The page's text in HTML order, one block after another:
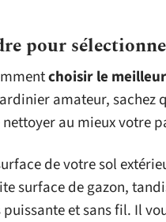
pour
choisir le
amateur, sachez
au mieux votre
de votre sol
surface de gazon,
et sans fil. Il